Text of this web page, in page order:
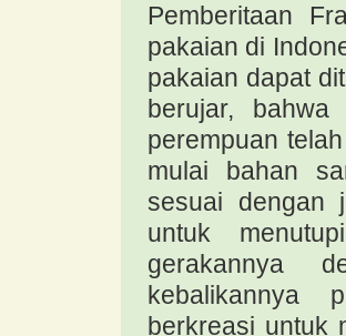
Pemberitaan
pakaian di
pakaian dapat
berujar,
perempuan
mulai bahan
sesuai dengan
untuk
gerakannya
kebalikannya
berkreasi untuk